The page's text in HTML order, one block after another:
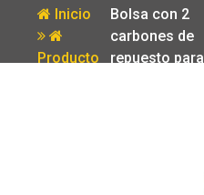
Inicio
Producto
Bolsa con 2
carbones de
repuesto para